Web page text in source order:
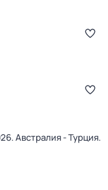
Австралия - Турция.